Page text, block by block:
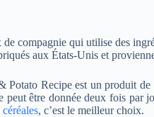
compagnie qui utilise des
aux États-Unis et
Recipe est un produit
peut être donnée deux fois
, c’est le meilleur choix.